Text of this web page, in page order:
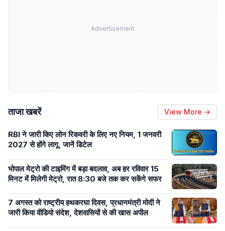
Advertisement
ताजा खबरें View More →
RBI ने जारी किए लोन रिकवरी के लिए नए नियम, 1 जनवरी
2027 से होंगे लागू, जानें डिटेल
भोपाल मेट्रो की टाइमिंग में बड़ा बदलाव, अब हर रविवार 15
मिनट में मिलेगी मेट्रो, रात 8:30 बजे तक कर सकेंगे सफर
7 अगस्त को राष्ट्रीय हथकरघा दिवस, प्रधानमंत्री मोदी ने
जारी किया वीडियो संदेश, देशवासियों से की खास अपील